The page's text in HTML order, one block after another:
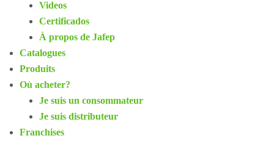
Videos
Certificados
À propos de Jafep
Catalogues
Produits
Où acheter?
Je suis un consommateur
Je suis distributeur
Franchises